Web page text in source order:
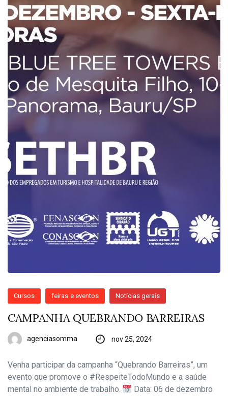
Cursos feiras e eventos Notícias gerais
CAMPANHA QUEBRANDO BARREIRAS
agenciasomma nov 25, 2024
Venha participar da campanha “Quebrando Barreiras”, um
evento que promove o #RespeiteTodoMundo e a saúde
mental no ambiente de trabalho.
Data: 06 de dezembro